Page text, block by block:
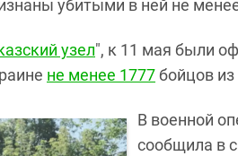
убитыми в ней не
узел", к 11 мая были
не менее 1777бойцов из
В военной
сообщила в